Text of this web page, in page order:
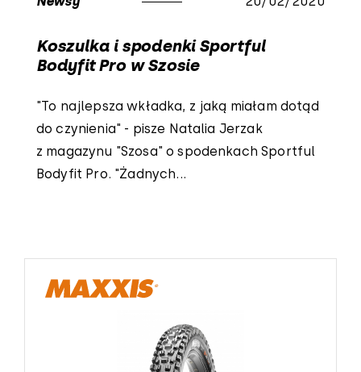
Koszulka i spodenki Sportful
Bodyfit Pro w Szosie
"To najlepsza wkładka, z jaką miałam dotąd
do czynienia" - pisze Natalia Jerzak
z magazynu "Szosa" o spodenkach Sportful
Bodyfit Pro. "Żadnych...